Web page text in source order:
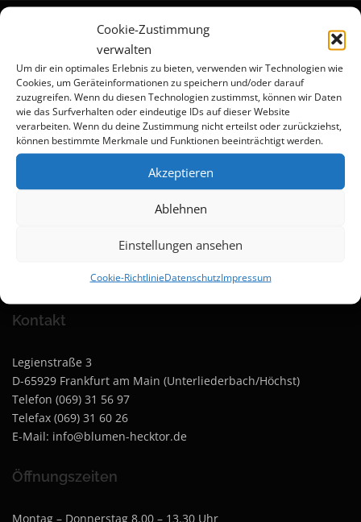
Cookie-Zustimmung
verwalten
Um dir ein optimales Erlebnis zu bieten, verwenden wir Technologien wie
Cookies, um Geräteinformationen zu speichern und/oder darauf
zuzugreifen. Wenn du diesen Technologien zustimmst, können wir Daten
wie das Surfverhalten oder eindeutige IDs auf dieser Website
verarbeiten. Wenn du deine Zustimmung nicht erteilst oder zurückziehst,
können bestimmte Merkmale und Funktionen beeinträchtigt werden.
Akzeptieren
Ablehnen
Einstellungen ansehen
Cookie-RichtlinieDatenschutzImpressum
Rechtliche Dokumente
Impressum
Allgemeine Geschäftsbedingungen
Datenschutz
Umsatzsteuernummer: 015 825 603 49
Kontakt
Legienstraße 3
D-65929 Frankfurt am Main (Unterliederbach/Höchst)
Telefon (069) 31 56 97
Telefax (069) 31 60 26
E-Mail: info@blumen-hecktor.de
Öffnungszeiten
Montag – Donnerstag 8.00 – 13.30 Uhr